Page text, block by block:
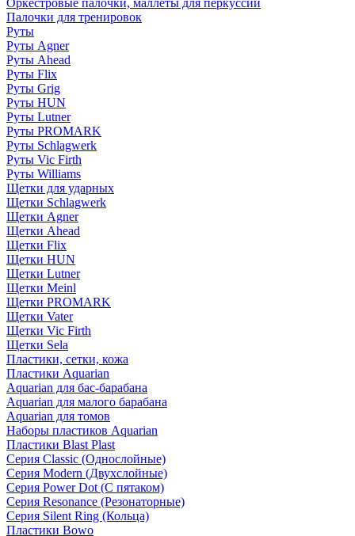
Оркестровые палочки, маллеты для перкуссии
Палочки для тренировок
Руты
Руты Agner
Руты Ahead
Руты Flix
Руты Grig
Руты HUN
Руты Lutner
Руты PROMARK
Руты Schlagwerk
Руты Vic Firth
Руты Williams
Щетки для ударных
Щетки Schlagwerk
Щетки Agner
Щетки Ahead
Щетки Flix
Щетки HUN
Щетки Lutner
Щетки Meinl
Щетки PROMARK
Щетки Vater
Щетки Vic Firth
Щетки Sela
Пластики, сетки, кожа
Пластики Aquarian
Aquarian для бас-барабана
Aquarian для малого барабана
Aquarian для томов
Наборы пластиков Aquarian
Пластики Blast Plast
Серия Classic (Однослойные)
Серия Modern (Двухслойные)
Серия Power Dot (С пятаком)
Серия Resonance (Резонаторные)
Серия Silent Ring (Кольца)
Пластики Bowo